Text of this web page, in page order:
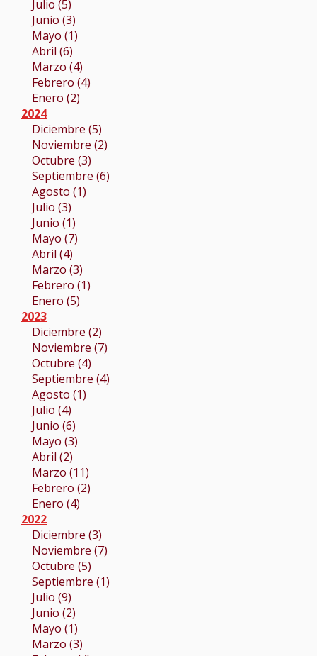
Julio (5)
Junio (3)
Mayo (1)
Abril (6)
Marzo (4)
Febrero (4)
Enero (2)
2024
Diciembre (5)
Noviembre (2)
Octubre (3)
Septiembre (6)
Agosto (1)
Julio (3)
Junio (1)
Mayo (7)
Abril (4)
Marzo (3)
Febrero (1)
Enero (5)
2023
Diciembre (2)
Noviembre (7)
Octubre (4)
Septiembre (4)
Agosto (1)
Julio (4)
Junio (6)
Mayo (3)
Abril (2)
Marzo (11)
Febrero (2)
Enero (4)
2022
Diciembre (3)
Noviembre (7)
Octubre (5)
Septiembre (1)
Julio (9)
Junio (2)
Mayo (1)
Marzo (3)